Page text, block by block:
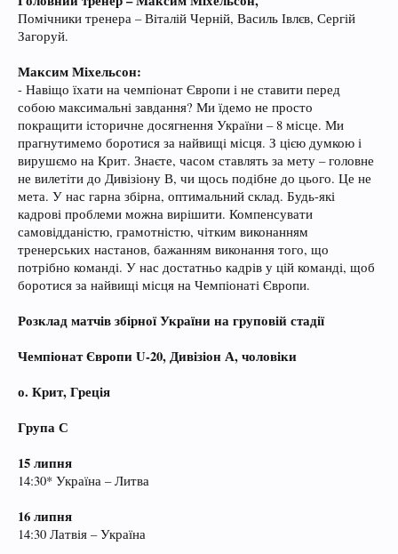
Помічники тренера – Віталій Черній, Василь Івлєв, Сергій
Загоруй.
Максим Міхельсон:
- Навіщо їхати на чемпіонат Європи і не ставити перед
собою максимальні завдання? Ми їдемо не просто
покращити історичне досягнення України – 8 місце. Ми
прагнутимемо боротися за найвищі місця. З цією думкою і
вирушємо на Крит. Знаєте, часом ставлять за мету – головне
не вилетіти до Дивізіону В, чи щось подібне до цього. Це не
мета. У нас гарна збірна, оптимальний склад. Будь-які
кадрові проблеми можна вирішити. Компенсувати
самовідданістю, грамотністю, чітким виконанням
тренерських настанов, бажанням виконання того, що
потрібно команді. У нас достатньо кадрів у цій команді, щоб
боротися за найвищі місця на Чемпіонаті Європи.
Розклад матчів збірної України на груповій стадії
Чемпіонат Європи U-20, Дивізіон А, чоловіки
о. Крит, Греція
Група С
15 липня
14:30* Україна – Литва
16 липня
14:30 Латвія – Україна